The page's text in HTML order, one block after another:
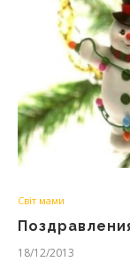
Світ мами
18/12/2013